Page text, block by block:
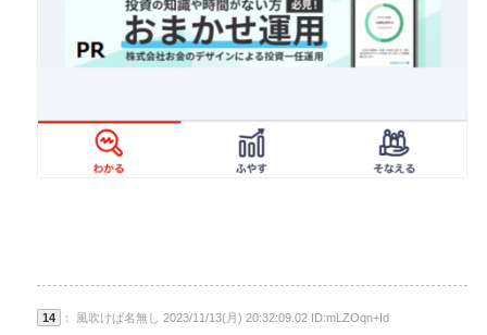
14 ： 風吹けば名無し 2023/11/13(月) 20:32:09.02 ID:mLZOqn+Id